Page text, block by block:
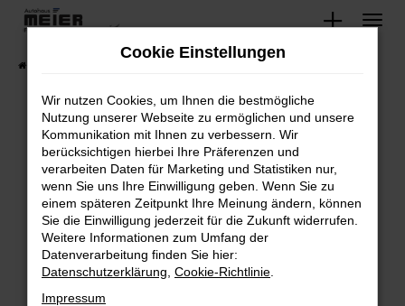
Zum
springen
Lagerfahrzeuge
Fehler: Network Error
Beim Laden ist ein Fehler aufgetreten.
Hier sind ein paar Tipps, die dir helfen können:
Überprüfe deine Firewall und deine
Internetverbindung.
Laden andere Webseiten, zum Beispiel deine
Suchmaschine?
Cookie Einstellungen
Wir nutzen Cookies, um Ihnen die bestmögliche
Nutzung unserer Webseite zu ermöglichen und unsere
Kommunikation mit Ihnen zu verbessern. Wir
berücksichtigen hierbei Ihre Präferenzen und
verarbeiten Daten für Marketing und Statistiken nur,
wenn Sie uns Ihre Einwilligung geben. Wenn Sie zu
einem späteren Zeitpunkt Ihre Meinung ändern, können
Sie die Einwilligung jederzeit für die Zukunft widerrufen.
Weitere Informationen zum Umfang der
Datenverarbeitung finden Sie hier:
Datenschutzerklärung Cookie-Richtlinie
Impressum